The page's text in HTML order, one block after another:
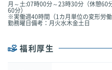
月～土:07時00分～23時30分（休憩60
60分）
※実働週40時間（1カ月単位の変形労働
勤務曜日備考：月火水木金土日
福利厚生